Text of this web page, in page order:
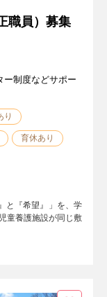
職員）募集
ー制度などサポー
り
育休あり
と『希望』」を、学
童養護施設が同じ敷